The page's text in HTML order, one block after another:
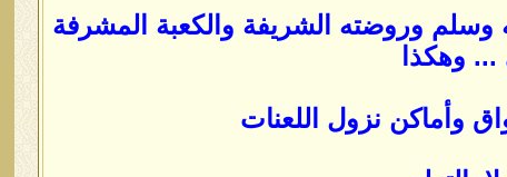
وسلم وروضته الشريفة والكعبة المشرفة
وهكذا
وأماكن نزول اللعنات